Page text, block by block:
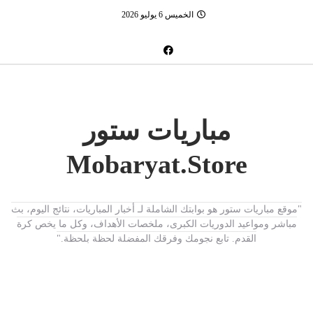
الخميس 6 يوليو 2026
مباريات ستور
Mobaryat.Store
"موقع مباريات ستور هو بوابتك الشاملة لـ أخبار المباريات، نتائج اليوم، بث
مباشر ومواعيد الدوريات الكبرى، ملخصات الأهداف، وكل ما يخص كرة
القدم. تابع نجومك وفرقك المفضلة لحظة بلحظة."